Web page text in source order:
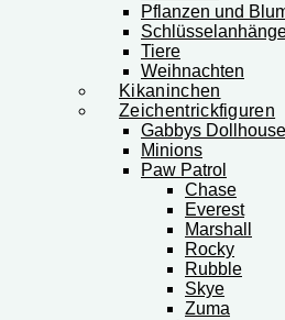
Pflanzen und
Tiere
Weihnachten
Kikaninchen
Zeichentrickfiguren
Gabbys Dollhouse
Minions
Paw Patrol
Chase
Everest
Marshall
Rocky
Rubble
Skye
Zuma